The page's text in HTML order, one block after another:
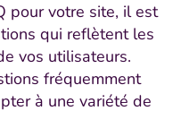
pour votre site, il est
qui reflètent les
vos utilisateurs.
fréquemment
à une variété de